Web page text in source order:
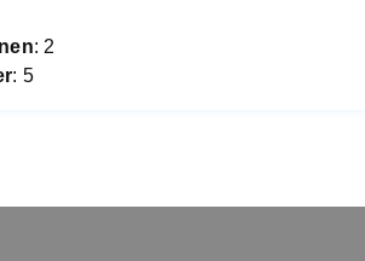
: 2
: 5